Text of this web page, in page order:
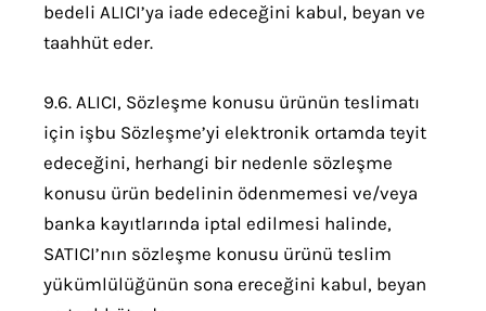
bedeli ALICI’ya iade edeceğini kabul, beyan ve
taahhüt eder.
9.6. ALICI, Sözleşme konusu ürünün teslimatı
için işbu Sözleşme’yi elektronik ortamda teyit
edeceğini, herhangi bir nedenle sözleşme
konusu ürün bedelinin ödenmemesi ve/veya
banka kayıtlarında iptal edilmesi halinde,
SATICI’nın sözleşme konusu ürünü teslim
yükümlülüğünün sona ereceğini kabul, beyan